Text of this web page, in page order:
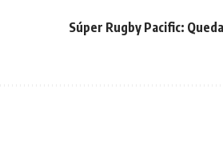
Súper Rugby Pacific: